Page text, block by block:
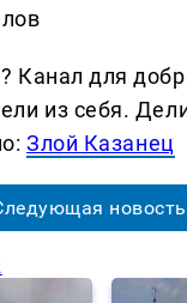
Канал для
из себя.
Злой Казанец
новость